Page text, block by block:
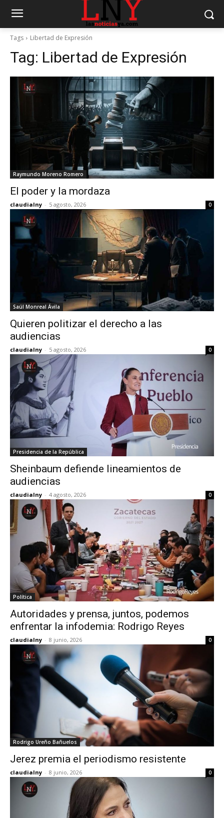
Tags Libertad de Expresión
Tag: Libertad de Expresión
Raymundo Moreno Romero
El poder y la mordaza
claudialny - 5 agosto, 2026 0
Saúl Monreal Ávila
Quieren politizar el derecho a las
audiencias
claudialny - 5 agosto, 2026 0
Presidencia de la República
Sheinbaum defiende lineamientos de
audiencias
claudialny - 4 agosto, 2026 0
Política
Autoridades y prensa, juntos, podemos
enfrentar la infodemia: Rodrigo Reyes
claudialny - 8 junio, 2026 0
Rodrigo Ureño Bañuelos
Jerez premia el periodismo resistente
claudialny - 8 junio, 2026 0